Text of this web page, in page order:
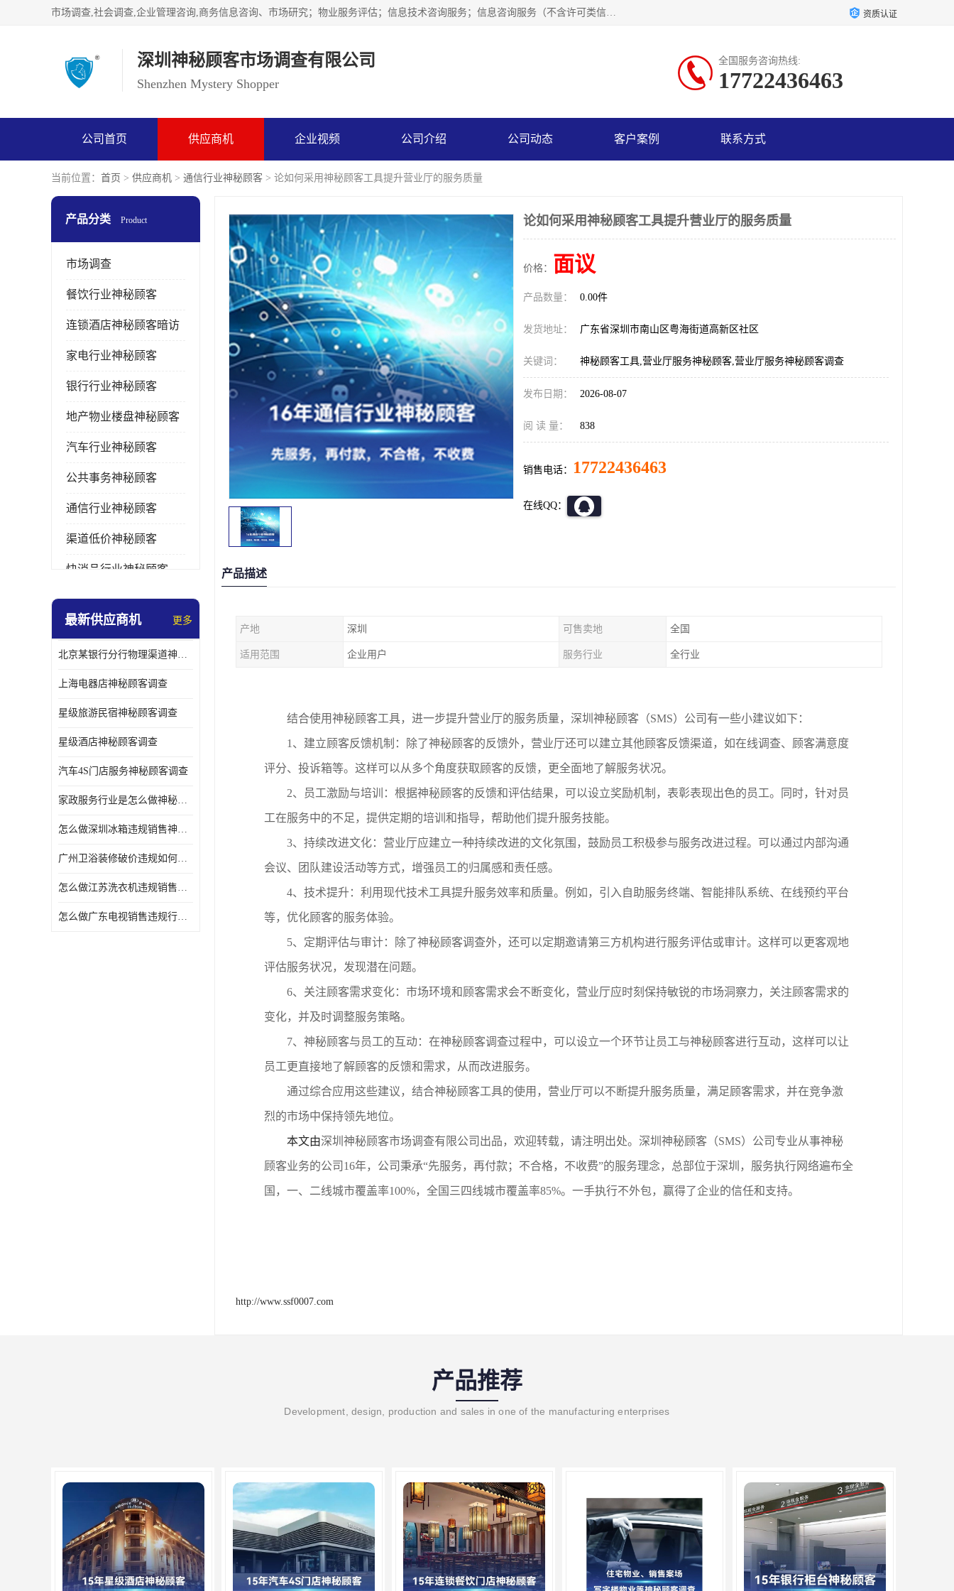
市场调查,社会调查,企业管理咨询,商务信息咨询、市场研究；物业服务评估；信息技术咨询服务；信息咨询服务（不含许可类信息咨询服务）；社会经济咨询服务；技术服务、技术开发、技术咨询、技术交流、技术转让、技术推广；企业信用调查和评估。 资质认证
深圳神秘顾客市场调查有限公司
Shenzhen Mystery Shopper
全国服务咨询热线:
17722436463
公司首页 供应商机 企业视频 公司介绍 公司动态 客户案例 联系方式
当前位置： 首页 > 供应商机 > 通信行业神秘顾客 > 论如何采用神秘顾客工具提升营业厅的服务质量
产品分类 Product
市场调查
餐饮行业神秘顾客
连锁酒店神秘顾客暗访
家电行业神秘顾客
银行行业神秘顾客
地产物业楼盘神秘顾客
汽车行业神秘顾客
公共事务神秘顾客
通信行业神秘顾客
渠道低价神秘顾客
快消品行业神秘顾客
医疗行业神秘顾客
金融行业神秘顾客
服装行业神秘顾客暗访
最新供应商机 更多
北京某银行分行物理渠道神秘人检查服务质量
上海电器店神秘顾客调查
星级旅游民宿神秘顾客调查
星级酒店神秘顾客调查
汽车4S门店服务神秘顾客调查
家政服务行业是怎么做神秘顾客调研
怎么做深圳冰箱违规销售神秘顾客检测
广州卫浴装修破价违规如何进行神秘顾客暗访调查
怎么做江苏洗衣机违规销售神秘顾客检测
怎么做广东电视销售违规行为神秘顾客检测
论如何采用神秘顾客工具提升营业厅的服务质量
价格： 面议
产品数量： 0.00件
发货地址： 广东省深圳市南山区粤海街道高新区社区
关键词： 神秘顾客工具,营业厅服务神秘顾客,营业厅服务神秘顾客调查
发布日期： 2026-08-07
阅 读 量： 838
销售电话： 17722436463
在线QQ：
产品描述
产地 深圳 可售卖地 全国
适用范围 企业用户 服务行业 全行业
结合使用神秘顾客工具， 进一步提升营业厅的服务质量， 深圳神秘顾客（SMS）公司有一些小建议如下：
1、 建立顾客反馈机制：除了神秘顾客的反馈外，营业厅还可以建立其他顾客反馈渠道，如在线调查、顾客满意度
评分、投诉箱等。这样可以从多个角度获取顾客的反馈，更全面地了解服务状况。
2、 员工激励与培训：根据神秘顾客的反馈和评估结果，可以设立奖励机制，表彰表现出色的员工。同时，针对员
工在服务中的不足，提供定期的培训和指导，帮助他们提升服务技能。
3、 持续改进文化：营业厅应建立一种持续改进的文化氛围，鼓励员工积极参与服务改进过程。可以通过内部沟通
会议、团队建设活动等方式，增强员工的归属感和责任感。
4、 技术提升：利用现代技术工具提升服务效率和质量。例如，引入自助服务终端、智能排队系统、在线预约平台
等，优化顾客的服务体验。
5、 定期评估与审计：除了神秘顾客调查外，还可以定期邀请第三方机构进行服务评估或审计。这样可以更客观地
评估服务状况，发现潜在问题。
6、 关注顾客需求变化：市场环境和顾客需求会不断变化，营业厅应时刻保持敏锐的市场洞察力，关注顾客需求的
变化，并及时调整服务策略。
7、 神秘顾客与员工的互动：在神秘顾客调查过程中，可以设立一个环节让员工与神秘顾客进行互动，这样可以让
员工更直接地了解顾客的反馈和需求，从而改进服务。
通过综合应用这些建议，结合神秘顾客工具的使用，营业厅可以不断提升服务质量，满足顾客需求，并在竞争激
烈的市场中保持领先地位。
本文由深圳神秘顾客市场调查有限公司 出品，欢迎转载，请注明出处。 深圳神秘顾客（SMS）公司 专业从事神秘
顾客业务的公司 16年，公司秉承“先服务，再付款；不合格，不收费”的服务理念，总部位于深圳，服务执行网络遍布全
国，一、二线城市覆盖率100%，全国三四线城市覆盖率85%。一手执行不外包，赢得了企业的信任和支持。
http://www.ssf0007.com
产品推荐
Development, design, production and sales in one of the manufacturing enterprises